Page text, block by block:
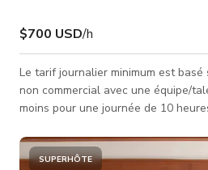
$700 USD/h
Le tarif journalier minimum est
non commercial avec une équipe/
moins pour une journée de 10 heures. Veuillez
inclure les détails suivants concernant
projet : Dates nécessaires : Objet du projet : Taille de
SUPERHÔTE